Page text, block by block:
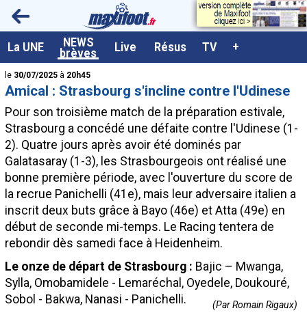
La UNE NEWS
brèves Live Résus TV +
<
le 30/07/2025 à 20h45
Amical : Strasbourg s'incline contre l'Udinese
Pour son troisième match de la préparation estivale,
Strasbourg a concédé une défaite contre l'Udinese (1-
2). Quatre jours après avoir été dominés par
Galatasaray (1-3), les Strasbourgeois ont réalisé une
bonne première période, avec l'ouverture du score de
la recrue Panichelli (41e), mais leur adversaire italien a
inscrit deux buts grâce à Bayo (46e) et Atta (49e) en
début de seconde mi-temps. Le Racing tentera de
rebondir dès samedi face à Heidenheim.
Le onze de départ de Strasbourg : Bajic – Mwanga,
Sylla, Omobamidele - Lemaréchal, Oyedele, Doukouré,
Sobol - Bakwa, Nanasi - Panichelli.
(Par Romain Rigaux)
A la UNE
Dernières brèves
Live / Matchs en direct
Résultats et Classements
Class. buteurs européens
Programme TV foot
Vidéos
Sondages
Tableau transferts L1
Taille de la police
Paramètrages / Options